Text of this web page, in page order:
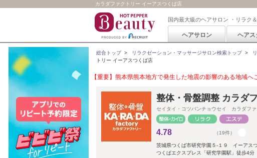
カラダファクトリー イーアスつくば店
国内最大級のヘアサロン ・リラク
ヘアサロン ヘアス
総合トップ> リラクゼーション・マッサージサロン検索トップ>
トリー イーアスつくば店
【重要】熊本県熊本地方で発生した地震の影響のある地域
整体・骨盤調整 カラダ
セイタイ・コツバンチョウセイ カラダフ
4.78 （19件）
茨城県つくば市研究学園５-１９ イーアス
つくばエクスプレス「研究学園駅」徒歩4分